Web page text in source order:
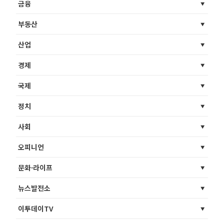
금융
부동산
산업
경제
국제
정치
사회
오피니언
문화·라이프
뉴스발전소
이투데이TV